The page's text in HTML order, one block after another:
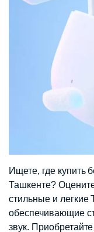
Ищете, где купить
Ташкенте?
стильные и легкие
обеспечивающие
звук.